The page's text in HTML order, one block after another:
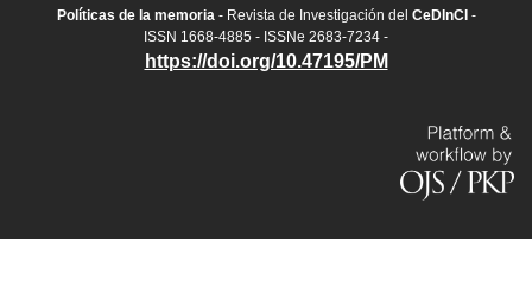
Políticas de la memoria- Revista de Investigación del CeDInCI -
ISSN 1668-4885 - ISSNe 2683-7234 -
https://doi.org/10.47195/PM